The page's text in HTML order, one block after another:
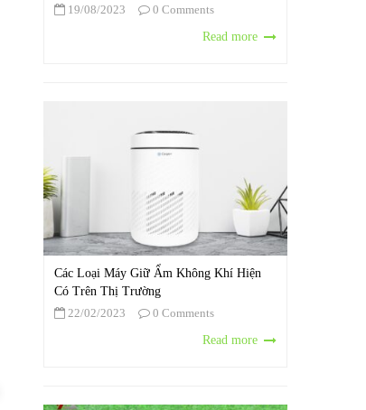
19/08/2023
0 Comments
Read more
Các Loại Máy Giữ Ẩm Không Khí Hiện
Có Trên Thị Trường
22/02/2023
0 Comments
Read more